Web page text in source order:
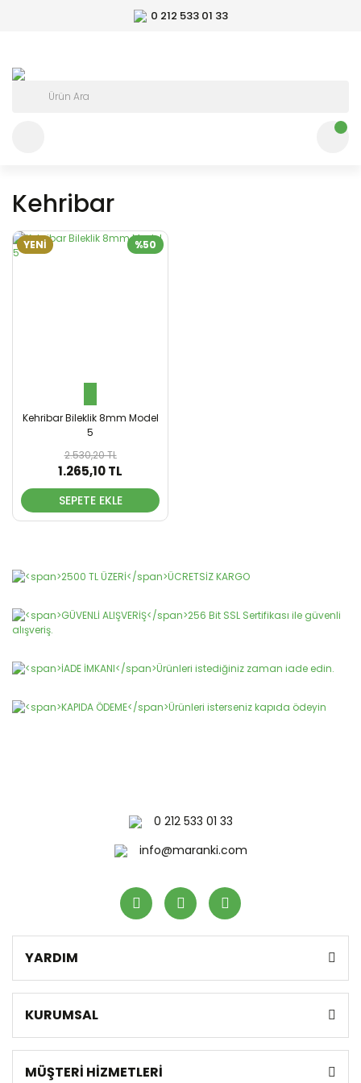
0 212 533 01 33
Kehribar
%50
YENİ
Kehribar Bileklik 8mm Model
5
2.530,20 TL
1.265,10 TL
SEPETE EKLE
0 212 533 01 33
info@maranki.com
YARDIM
KURUMSAL
MÜŞTERİ HİZMETLERİ